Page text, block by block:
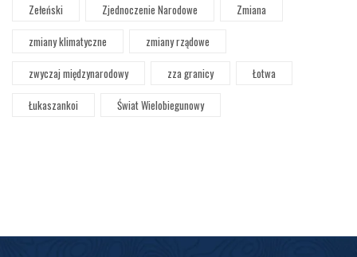
Zełeński
Zjednoczenie Narodowe
Zmiana
zmiany klimatyczne
zmiany rządowe
zwyczaj międzynarodowy
zza granicy
Łotwa
Łukaszankoi
Świat Wielobiegunowy